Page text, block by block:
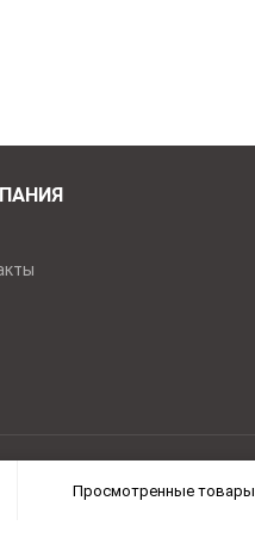
2026 © Все права защищены
Просмотренные товары